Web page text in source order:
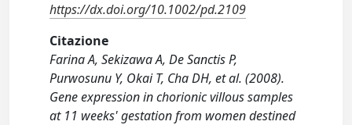
https://dx.doi.org/10.1002/pd.2109
Citazione
Farina A, Sekizawa A, De Sanctis P,
Purwosunu Y, Okai T, Cha DH, et al. (2008).
Gene expression in chorionic villous samples
at 11 weeks' gestation from women destined